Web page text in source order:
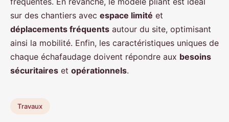
sur des chantiers avec espace limité et
déplacements fréquents autour du site, optimisant
ainsi la mobilité. Enfin, les caractéristiques uniques de
chaque échafaudage doivent répondre aux besoins
sécuritaires et opérationnels.
Travaux